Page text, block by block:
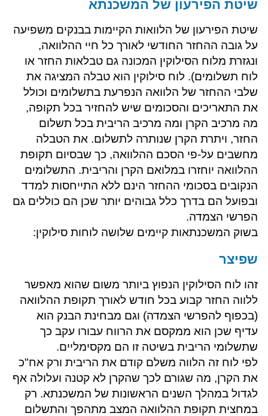
שיטת הפירעון של המשכנתא
שיטת הפירעון של הלוואות הקיימות בבנקים משפיעה
על גובה ההחזר החודשי לאורך כל חיי ההלוואה,
ונגזרת מלוח הסילוקין המכונה גם טבלאות החזר או
לוח תשלומים). לוח סילוקין הוא טבלה המציגה את
שלבי ההחזר של הלוואה הנפרעת בתשלומים וכולל
את התאריכים והסכומים שיש להחזיר בכל תקופה,
מה מרכיב הקרן ומה מרכיב הריבית בכל תשלום
החזר, ויתרת הקרן שנותרה לתשלום. את הטבלה
מחשבים על-פי הסכם ההלוואה, כך שבסיום תקופת
ההלוואה יוחזרו במלואם הקרן והריבית. התשלומים
הנקובים בסכומי ההחזר הינם ללא התייחסות למדד
ובפועל הם בדרך כלל גבוהים יותר שכן הם כוללים גם
הפרשי הצמדה.
בשוק המשכנתאות קיימים שלושה לוחות סילוקין:
​שפיצר
זהו לוח הסילוקין הנפוץ ביותר משום שהוא מאפשר
ללווה החזר קבוע בכל חודש לאורך תקופת ההלוואה
(בכפוף להפרשי הצמדה) וגם מבחינת הבנק הוא
עדיף שכן הוא ממקסם את הרווח עבורו עקב כך
שתשלומי הריבית בשיטה זו הם מקסימליים.
לפי לוח זה הלווה משלם קודם את הריבית ורק אח"כ
את הקרן, מה שגורם לכך שהקרן לא קטנה ועלולה אף
לגדול במהלך השנים הראשונות של המשכנתא. רק
במחצית תקופת ההלוואה המצב מתהפך והתשלום